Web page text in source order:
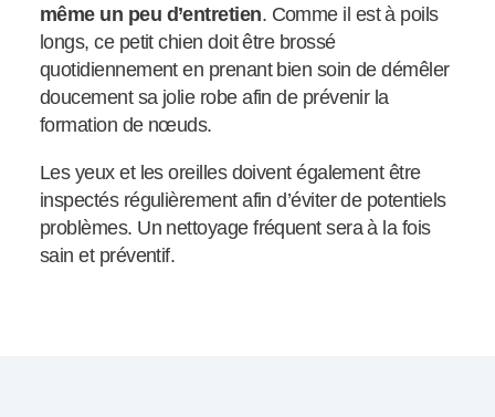
même un peu d’entretien. Comme il est à poils
longs, ce petit chien doit être brossé
quotidiennement en prenant bien soin de démêler
doucement sa jolie robe afin de prévenir la
formation de nœuds.
Les yeux et les oreilles doivent également être
inspectés régulièrement afin d’éviter de potentiels
problèmes. Un nettoyage fréquent sera à la fois
sain et préventif.